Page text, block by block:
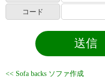
コード
<< Sofa backs ソファ作成